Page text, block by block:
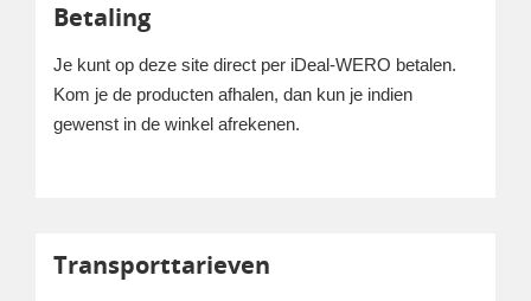
Betaling
Je kunt op deze site direct per iDeal-WERO betalen.
Kom je de producten afhalen, dan kun je indien
gewenst in de winkel afrekenen.
Transporttarieven